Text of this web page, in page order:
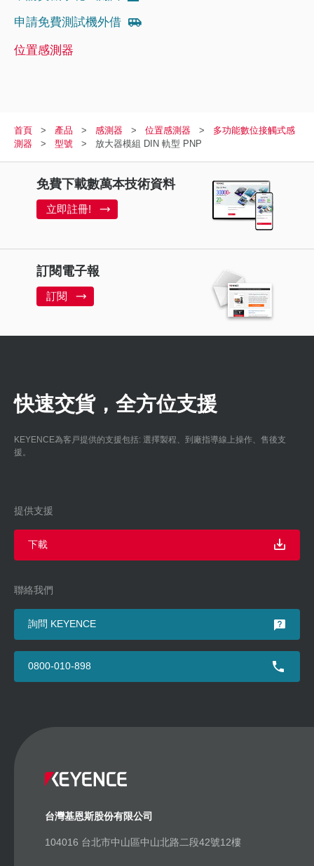
申請免費測試機外借
位置感測器
首頁 產品 感測器 位置感測器
多功能數位接觸式感
測器
型號 放大器模組 DIN 軌型 PNP
免費下載數萬本技術資料
立即註冊!
訂閱電子報
訂閱
快速交貨，全方位支援
KEYENCE為客戸提供的支援包括: 選擇製程、到廠指導線上操作、售後支
援。
提供支援
下載
聯絡我們
詢問 KEYENCE
0800-010-898
台灣基恩斯股份有限公司
104016 台北市中山區中山北路二段42號12樓